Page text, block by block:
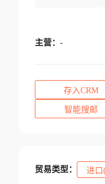
主营： -
存入CRM
智能搜邮
贸易类型： 进口